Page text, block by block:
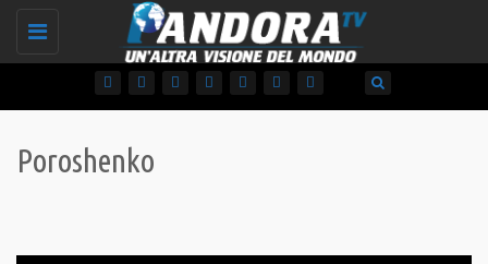
Toggle
Poroshenko